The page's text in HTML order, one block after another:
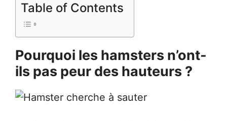
Table of Contents
Pourquoi les hamsters n’ont-
ils pas peur des hauteurs ?